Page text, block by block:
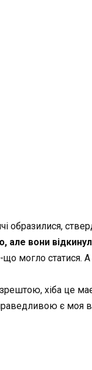
образилися,
але вони
що могло статися.
хіба це
є моя